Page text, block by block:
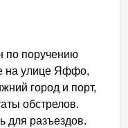
по поручению
на улице Яффо,
город и порт,
обстрелов.
для разъездов.